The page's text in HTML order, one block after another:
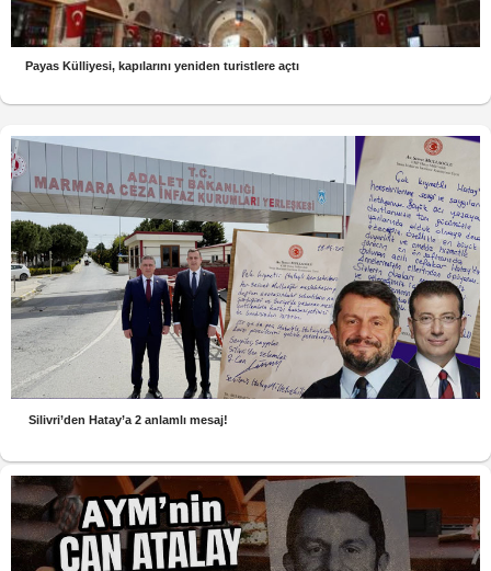
Payas Külliyesi, kapılarını yeniden turistlere açtı
Silivri’den Hatay’a 2 anlamlı mesaj!